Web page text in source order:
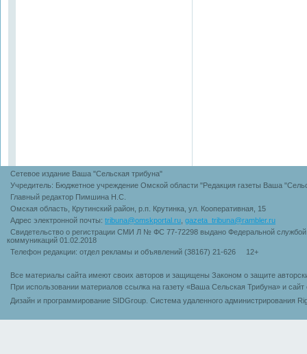
Сетевое издание Ваша "Сельская трибуна"
Учредитель: Бюджетное учреждение Омской области "Редакция газеты Ваша
Главный редактор Пимшина Н.С.
Омская область, Крутинский район, р.п. Крутинка, ул. Кооперативная, 15
Адрес электронной почты: tribuna@omskportal.ru gazeta_tribuna@rambler.ru
Свидетельство о регистрации СМИ Л № ФС 77-72298 выдано Федеральной
коммуникаций 01.02.2018
Телефон редакции: отдел рекламы и объявлений (38167) 21-626 12+
Все материалы сайта имеют своих авторов и защищены Законом о защите
При использовании материалов ссылка на газету «Ваша Сельская Трибуна» и сайт
Дизайн и программирование SIDGroup. Cистема удаленного администрирования